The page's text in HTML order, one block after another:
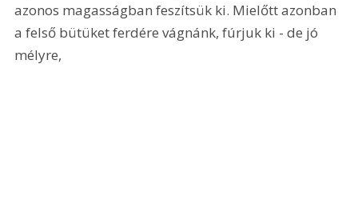
azonos magasságban feszítsük ki. Mielőtt azonban
a felső bütüket ferdére vágnánk, fúrjuk ki - de jó
mélyre,